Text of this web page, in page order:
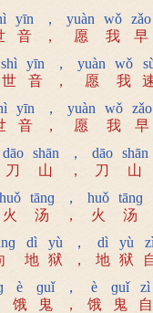
yīn
音
，
，
yuàn
愿
wǒ
我
zǎo
早
shì
世
yīn
音
，
，
yuàn
愿
wǒ
我
yīn
音
，
，
yuàn
愿
wǒ
我
zǎo
早
dāo
刀
shān
山
，
，
dāo
刀
shān
山
huǒ
火
tānɡ
汤
，
，
huǒ
火
tānɡ
汤
dì
地
yù
狱
，
，
dì
地
yù
狱
è
饿
ɡuǐ
鬼
，
，
è
饿
ɡuǐ
鬼
zì
自